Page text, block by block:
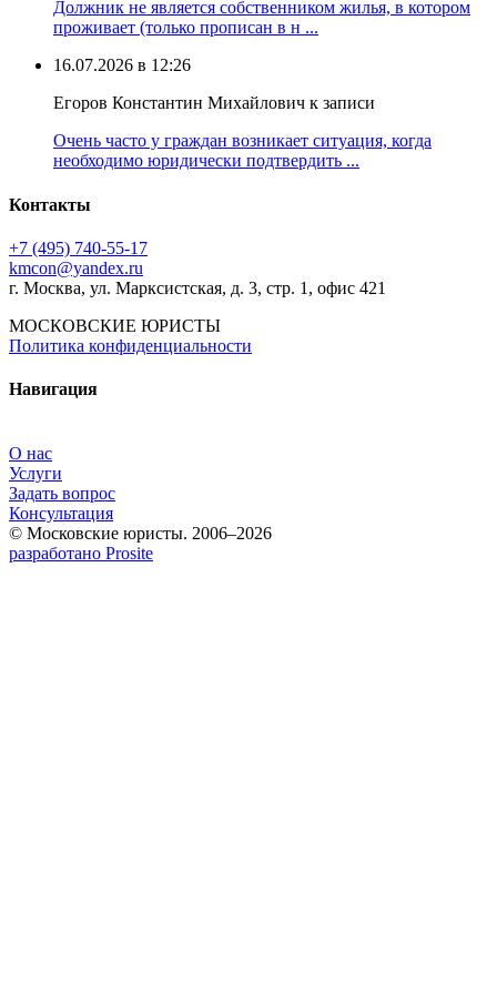
Должник не является собственником жилья, в котором
проживает (только прописан в н ...
16.07.2026 в 12:26
Егоров Константин Михайлович к записи
Очень часто у граждан возникает ситуация, когда
необходимо юридически подтвердить ...
Контакты
+7 (495) 740‑55‑17
kmcon@yandex.ru
г. Москва, ул. Марксистская, д. 3, стр. 1, офис 421
МОСКОВСКИЕ ЮРИСТЫ
Политика конфиденциальности
Навигация
О нас
Услуги
Задать вопрос
Консультация
© Московские юристы. 2006–2026
разработано Prosite